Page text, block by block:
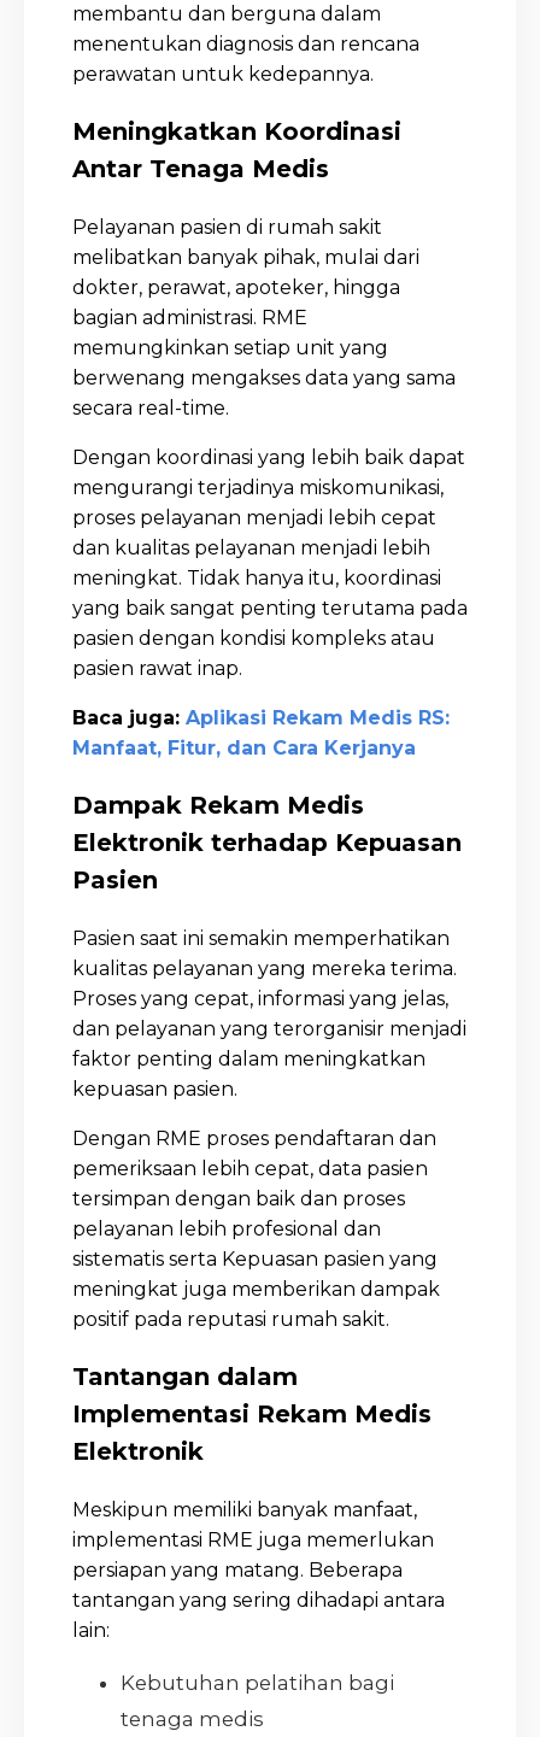
membantu dan berguna dalam
menentukan diagnosis dan rencana
perawatan untuk kedepannya.
Meningkatkan Koordinasi
Antar Tenaga Medis
Pelayanan pasien di rumah sakit
melibatkan banyak pihak, mulai dari
dokter, perawat, apoteker, hingga
bagian administrasi. RME
memungkinkan setiap unit yang
berwenang mengakses data yang sama
secara real-time.
Dengan koordinasi yang lebih baik dapat
mengurangi terjadinya miskomunikasi,
proses pelayanan menjadi lebih cepat
dan kualitas pelayanan menjadi lebih
meningkat. Tidak hanya itu, koordinasi
yang baik sangat penting terutama pada
pasien dengan kondisi kompleks atau
pasien rawat inap.
Baca juga: Aplikasi Rekam Medis RS:
Manfaat, Fitur, dan Cara Kerjanya
Dampak Rekam Medis
Elektronik terhadap Kepuasan
Pasien
Pasien saat ini semakin memperhatikan
kualitas pelayanan yang mereka terima.
Proses yang cepat, informasi yang jelas,
dan pelayanan yang terorganisir menjadi
faktor penting dalam meningkatkan
kepuasan pasien.
Dengan RME proses pendaftaran dan
pemeriksaan lebih cepat, data pasien
tersimpan dengan baik dan proses
pelayanan lebih profesional dan
sistematis serta Kepuasan pasien yang
meningkat juga memberikan dampak
positif pada reputasi rumah sakit.
Tantangan dalam
Implementasi Rekam Medis
Elektronik
Meskipun memiliki banyak manfaat,
implementasi RME juga memerlukan
persiapan yang matang. Beberapa
tantangan yang sering dihadapi antara
lain:
Kebutuhan pelatihan bagi
tenaga medis